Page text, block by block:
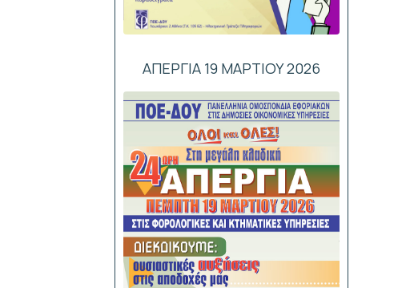
ΑΠΕΡΓΙΑ 19 ΜΑΡΤΙΟΥ 2026